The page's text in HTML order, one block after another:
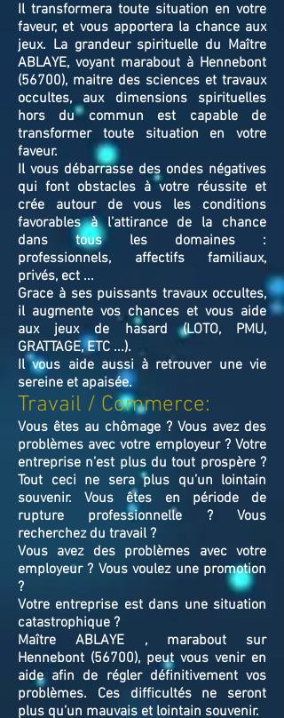
Il transformera toute situation en votre
faveur, et vous apportera la chance aux
jeux. La grandeur spirituelle du Maître
ABLAYE, voyant marabout à Hennebont
(56700), maitre des sciences et travaux
occultes, aux dimensions spirituelles
hors du commun est capable de
transformer toute situation en votre
faveur.
Il vous débarrasse des ondes négatives
qui font obstacles à votre réussite et
crée autour de vous les conditions
favorables à l’attirance de la chance
dans tous les domaines :
professionnels, affectifs familiaux,
privés, ect ...
Grace à ses puissants travaux occultes,
il augmente vos chances et vous aide
aux jeux de hasard (LOTO, PMU,
GRATTAGE, ETC ...).
Il vous aide aussi à retrouver une vie
sereine et apaisée.
Travail / Commerce:
Vous êtes au chômage ? Vous avez des
problèmes avec votre employeur ? Votre
entreprise n’est plus du tout prospère ?
Tout ceci ne sera plus qu’un lointain
souvenir. Vous êtes en période de
rupture professionnelle ? Vous
recherchez du travail ?
Vous avez des problèmes avec votre
employeur ? Vous voulez une promotion
?
Votre entreprise est dans une situation
catastrophique ?
Maître ABLAYE , marabout sur
Hennebont (56700), peut vous venir en
aide afin de régler définitivement vos
problèmes. Ces difficultés ne seront
plus qu’un mauvais et lointain souvenir.